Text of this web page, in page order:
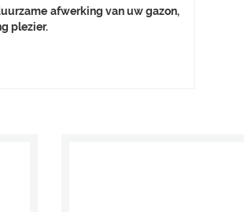
afwerking van uw gazon,
plezier.